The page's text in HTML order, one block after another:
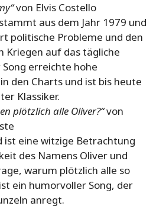
von Elvis Costello
aus dem Jahr 1979 und
politische Probleme und den
Kriegen auf das tägliche
Song erreichte hohe
den Charts und ist bis heute
Klassiker.
plötzlich alle Oliver?“von
ist eine witzige Betrachtung
des Namens Oliver und
warum plötzlich alle so
ein humorvoller Song, der
anregt.